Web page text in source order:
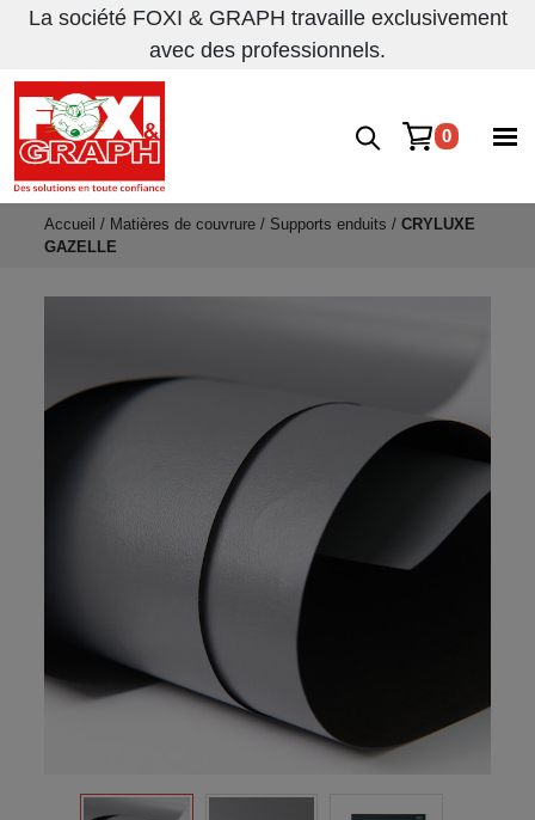
La société FOXI & GRAPH travaille exclusivement
avec des professionnels.
0
Accueil / Matières de couvrure / Supports enduits /CRYLUXE
GAZELLE